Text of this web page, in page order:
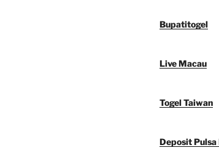
Bupatitogel
Live Macau
Togel Taiwan
Deposit Pulsa